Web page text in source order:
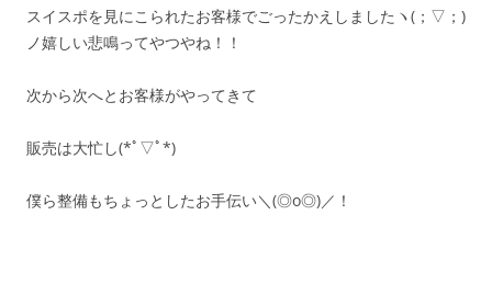
スイスポを見にこられたお客様でごったかえしましたヽ(；▽；)
ノ嬉しい悲鳴ってやつやね！！
次から次へとお客様がやってきて
販売は大忙し(*ﾟ▽ﾟ*)
僕ら整備もちょっとしたお手伝い＼(◎o◎)／！